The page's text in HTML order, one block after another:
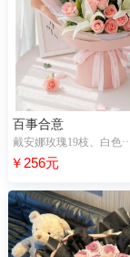
百事合意
戴安娜玫瑰19枝、白色··
￥256元